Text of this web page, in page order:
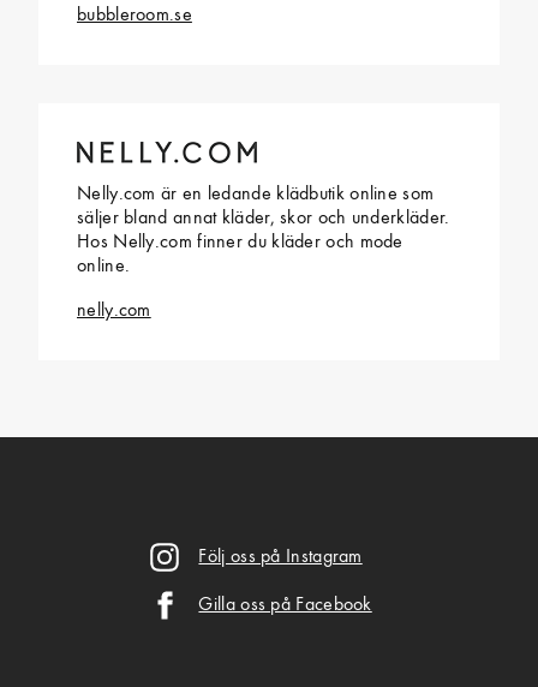
bubbleroom.se
Nelly.com är en ledande klädbutik online som
säljer bland annat kläder, skor och underkläder.
Hos Nelly.com finner du kläder och mode
online.
nelly.com
Följ oss på Instagram
Gilla oss på Facebook